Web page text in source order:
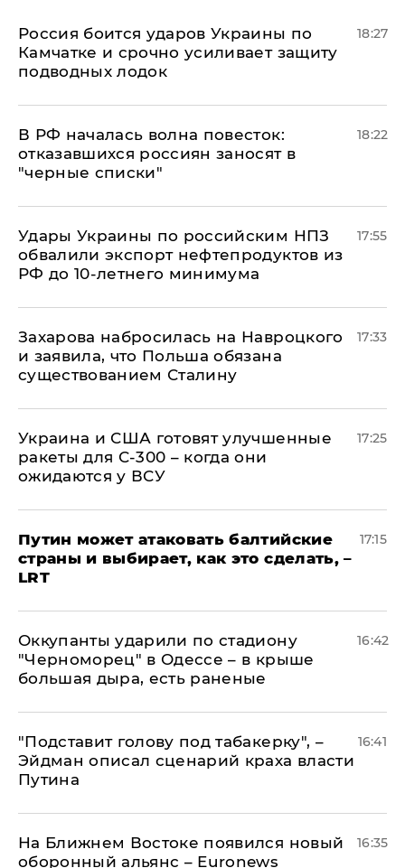
Россия боится ударов Украины по
Камчатке и срочно усиливает защиту
подводных лодок
18:27
​В РФ началась волна повесток:
отказавшихся россиян заносят в
"черные списки"
18:22
Удары Украины по российским НПЗ
обвалили экспорт нефтепродуктов из
РФ до 10-летнего минимума
17:55
​Захарова набросилась на Навроцкого
и заявила, что Польша обязана
существованием Сталину
17:33
Украина и США готовят улучшенные
ракеты для С-300 – когда они
ожидаются у ВСУ
17:25
Путин может атаковать балтийские
страны и выбирает, как это сделать, –
LRT
17:15
Оккупанты ударили по стадиону
"Черноморец" в Одессе – в крыше
большая дыра, есть раненые
16:42
​"Подставит голову под табакерку", –
Эйдман описал сценарий краха власти
Путина
16:41
На Ближнем Востоке появился новый
оборонный альянс – Euronews
16:35